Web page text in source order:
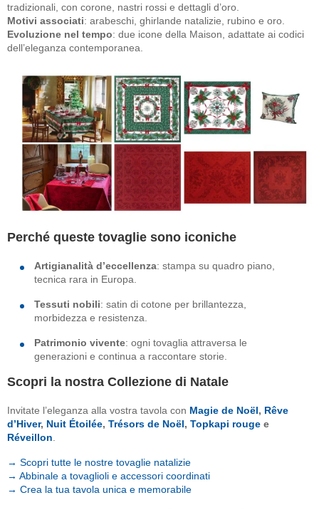
tradizionali, con corone, nastri rossi e dettagli d’oro.
Motivi associati: arabeschi, ghirlande natalizie, rubino e oro.
Evoluzione nel tempo: due icone della Maison, adattate ai codici
dell’eleganza contemporanea.
Perché queste tovaglie sono iconiche
Artigianalità d’eccellenza: stampa su quadro piano,
tecnica rara in Europa.
Tessuti nobili: satin di cotone per brillantezza,
morbidezza e resistenza.
Patrimonio vivente: ogni tovaglia attraversa le
generazioni e continua a raccontare storie.
Scopri la nostra Collezione di Natale
Invitate l’eleganza alla vostra tavola con Magie de Noël, Rêve
d’Hiver, Nuit Étoilée, Trésors de Noël, Topkapi rouge e
Réveillon
→ Scopri tutte le nostre tovaglie natalizie
→ Abbinale a tovaglioli e accessori coordinati
→ Crea la tua tavola unica e memorabile